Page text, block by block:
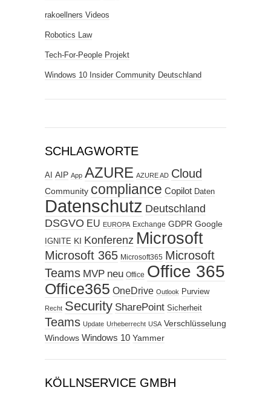
rakoellners Videos
Robotics Law
Tech-For-People Projekt
Windows 10 Insider Community Deutschland
SCHLAGWORTE
AI AIP App AZURE AZURE AD Cloud
Community compliance Copilot Daten
Datenschutz Deutschland
DSGVO EU EUROPA Exchange GDPR Google
IGNITE KI Konferenz Microsoft
Microsoft 365 Microsoft365 Microsoft
Teams MVP neu Office Office 365
Office365 OneDrive Outlook Purview
Recht Security SharePoint Sicherheit
Teams Update Urheberrecht USA Verschlüsselung
Windows Windows 10 Yammer
KÖLLNSERVICE GMBH